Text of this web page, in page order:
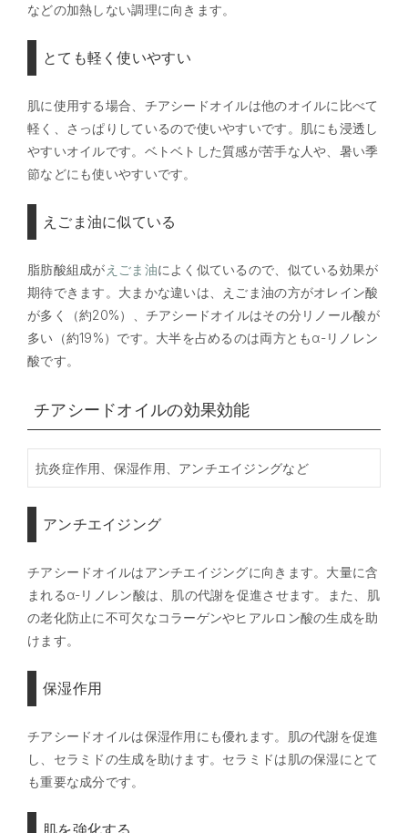
などの加熱しない調理に向きます。
とても軽く使いやすい
肌に使用する場合、チアシードオイルは他のオイルに比べて
軽く、さっぱりしているので使いやすいです。肌にも浸透し
やすいオイルです。ベトベトした質感が苦手な人や、暑い季
節などにも使いやすいです。
えごま油に似ている
脂肪酸組成がえごま油によく似ているので、似ている効果が
期待できます。大まかな違いは、えごま油の方がオレイン酸
が多く（約20%）、チアシードオイルはその分リノール酸が
多い（約19%）です。大半を占めるのは両方ともα-リノレン
酸です。
チアシードオイルの効果効能
抗炎症作用、保湿作用、アンチエイジングなど
アンチエイジング
チアシードオイルはアンチエイジングに向きます。大量に含
まれるα-リノレン酸は、肌の代謝を促進させます。また、肌
の老化防止に不可欠なコラーゲンやヒアルロン酸の生成を助
けます。
保湿作用
チアシードオイルは保湿作用にも優れます。肌の代謝を促進
し、セラミドの生成を助けます。セラミドは肌の保湿にとて
も重要な成分です。
肌を強化する